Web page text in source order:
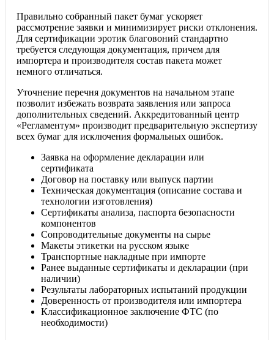
Правильно собранный пакет бумаг ускоряет
рассмотрение заявки и минимизирует риски отклонения.
Для сертификации эротик благовоний стандартно
требуется следующая документация, причем для
импортера и производителя состав пакета может
немного отличаться.
Уточнение перечня документов на начальном этапе
позволит избежать возврата заявления или запроса
дополнительных сведений. Аккредитованный центр
«Регламентум» производит предварительную экспертизу
всех бумаг для исключения формальных ошибок.
Заявка на оформление декларации или
сертификата
Договор на поставку или выпуск партии
Техническая документация (описание состава и
технологии изготовления)
Сертификаты анализа, паспорта безопасности
компонентов
Сопроводительные документы на сырье
Макеты этикетки на русском языке
Транспортные накладные при импорте
Ранее выданные сертификаты и декларации (при
наличии)
Результаты лабораторных испытаний продукции
Доверенность от производителя или импортера
Классификационное заключение ФТС (по
необходимости)